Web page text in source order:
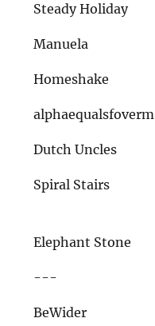
Steady Holiday
Manuela
Homeshake
alphaequalsfoverm
Dutch Uncles
Spiral Stairs
Elephant Stone
---
BeWider